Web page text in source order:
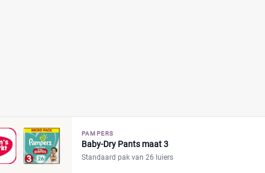
PAMPERS
Baby-Dry Pants maat 3
Standaard pak van 26 luiers